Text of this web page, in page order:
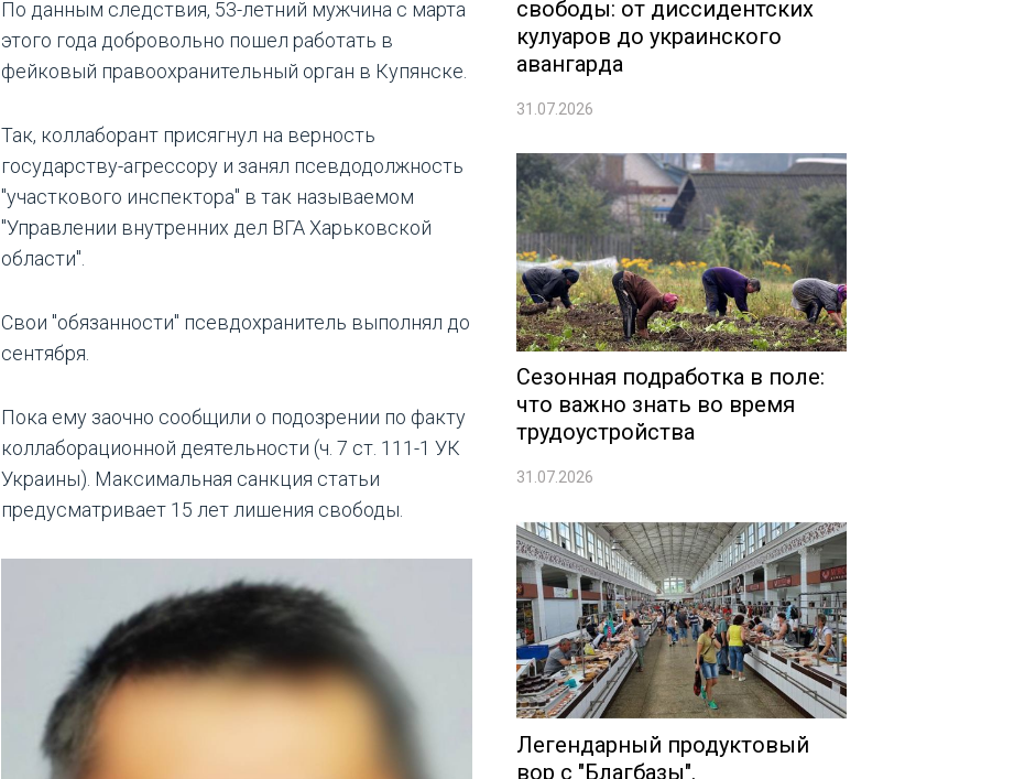
По данным следствия, 53-летний мужчина с марта
этого года добровольно пошел работать в
фейковый правоохранительный орган в Купянске.
Так, коллаборант присягнул на верность
государству-агрессору и занял псевдодолжность
"участкового инспектора" в так называемом
"Управлении внутренних дел ВГА Харьковской
области".
Свои "обязанности" псевдохранитель выполнял до
сентября.
Пока ему заочно сообщили о подозрении по факту
коллаборационной деятельности (ч. 7 ст. 111-1 УК
Украины). Максимальная санкция статьи
предусматривает 15 лет лишения свободы.
свободы: от диссидентских
кулуаров до украинского
авангарда
31.07.2026
Сезонная подработка в поле:
что важно знать во время
трудоустройства
31.07.2026
Легендарный продуктовый
вор с "Благбазы".